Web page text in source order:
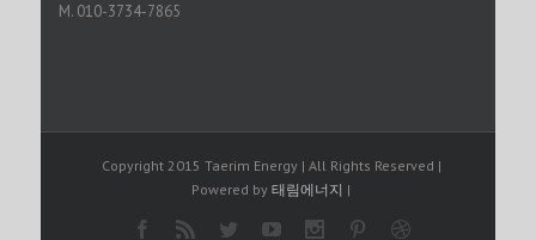
M. 010-3734-7865
Copyright 2015 Taerim Energy | All Rights Reserved |
Powered by태림에너지 |